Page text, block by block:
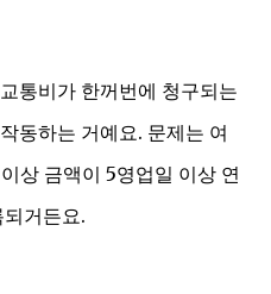
통비가 한꺼번에 청구되는
동하는 거예요. 문제는 여
상 금액이 5영업일 이상 연
거든요.